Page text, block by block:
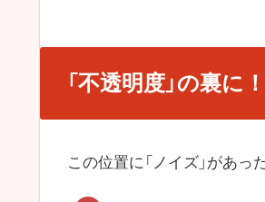
「不透明度」の裏に！
この位置に「ノイズ」があ